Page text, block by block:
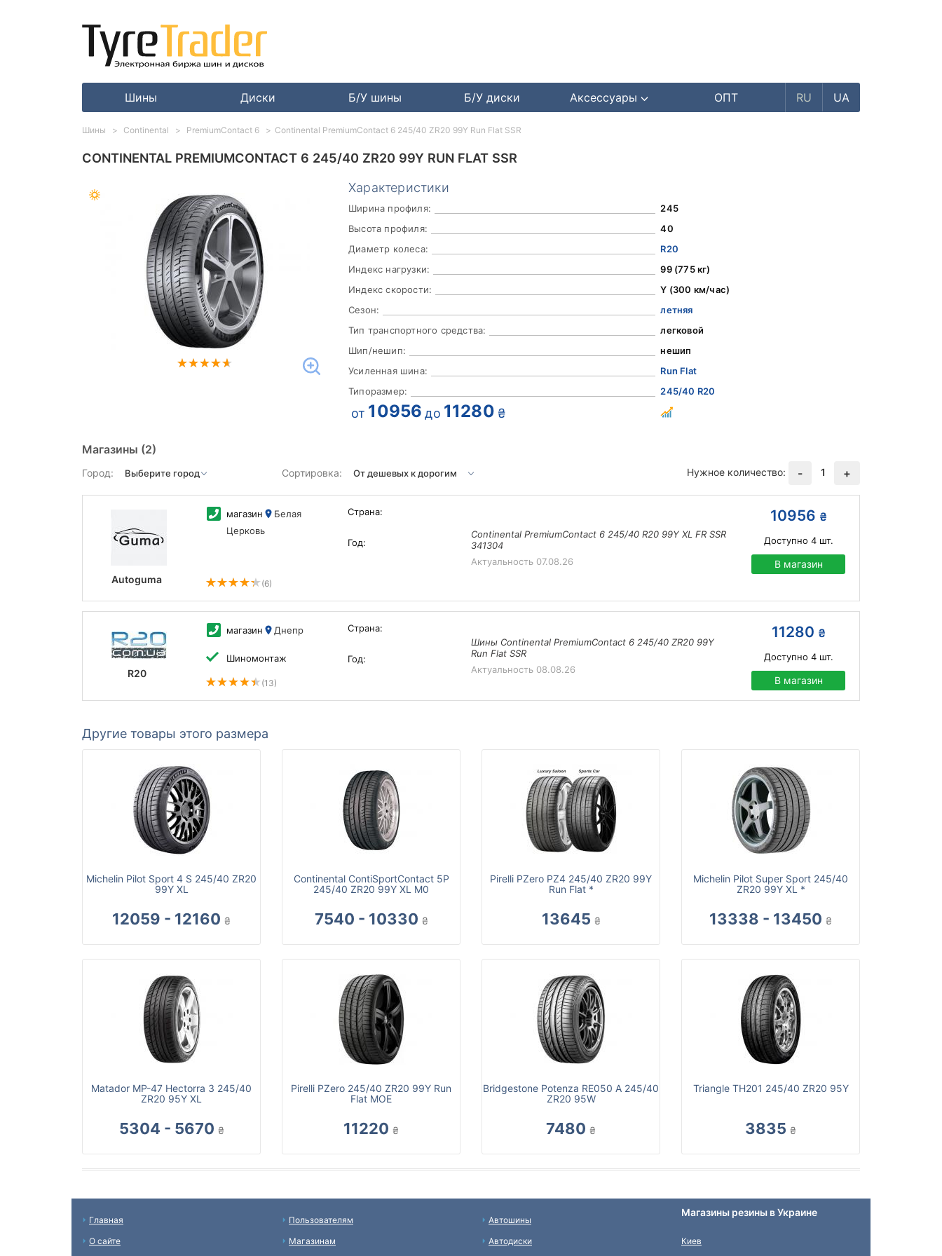
Шины Диски Б/У шины Б/У диски Аксессуары ОПТ RU UA
CONTINENTAL PREMIUMCONTACT 6 245/40 ZR20 99Y RUN FLAT SSR
Характеристики
Ширина профиля:
245
Высота профиля:
40
Диаметр колеса:
R20
Индекс нагрузки:
99 (775 кг)
Индекс скорости:
Y (300 км/час)
Сезон:
летняя
Тип транспортного средства:
легковой
Шип/нешип:
нешип
Усиленная шина:
Run Flat
Типоразмер:
245/40 R20
от 10956 до 11280 ₴
Магазины (2)
Город: Сортировка: Нужное количество: - 1 +
Autoguma
магазин
Белая
Церковь
(6)
Страна:
Год:
Continental PremiumContact 6 245/40 R20 99Y XL FR SSR
341304
Актуальность 07.08.26
10956 ₴
Доступно 4шт.
В магазин
R20
магазин Днепр
Шиномонтаж
(13)
Страна:
Год:
Шины Continental PremiumContact 6 245/40 ZR20 99Y
Run Flat SSR
Актуальность 08.08.26
11280 ₴
Доступно 4шт.
В магазин
Другие товары этого размера
Michelin Pilot Sport 4 S 245/40 ZR20
99Y XL
12059 - 12160 ₴
Continental ContiSportContact 5P
245/40 ZR20 99Y XL M0
7540 - 10330 ₴
Pirelli PZero PZ4 245/40 ZR20 99Y
Run Flat *
13645 ₴
Michelin Pilot Super Sport 245/40
ZR20 99Y XL *
13338 - 13450 ₴
Matador MP-47 Hectorra 3 245/40
ZR20 95Y XL
5304 - 5670 ₴
Pirelli PZero 245/40 ZR20 99Y Run
Flat MOE
11220 ₴
Bridgestone Potenza RE050 A 245/40
ZR20 95W
7480 ₴
Triangle TH201 245/40 ZR20 95Y
3835 ₴
Шины Continental PremiumContact 6 Continental PremiumContact 6 245/40 ZR20 99Y Run Flat SSR
Главная
О сайте
Пользователям
Магазинам
Автошины
Автодиски
Магазины резины в Украине
Киев